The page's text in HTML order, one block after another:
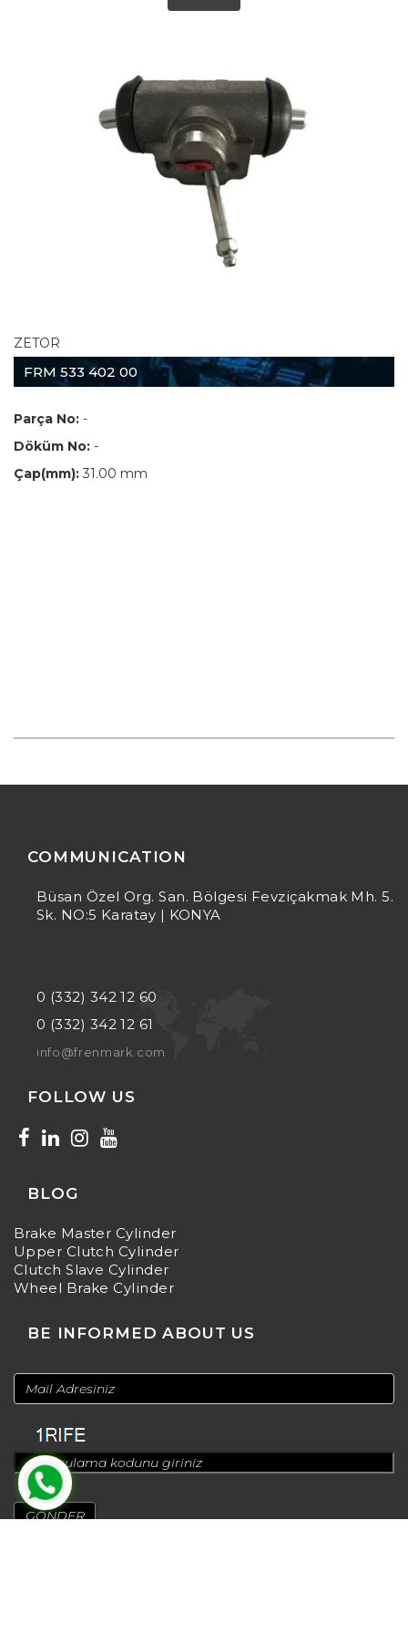
ZETOR
FRM 533 402 00
Parça No: -
Döküm No: -
Çap(mm): 31.00 mm
COMMUNICATION
Büsan Özel Org. San. Bölgesi Fevziçakmak Mh. 5.
Sk. NO:5 Karatay | KONYA
0 (332) 342 12 60
0 (332) 342 12 61
info@frenmark.com
FOLLOW US
BLOG
Brake Master Cylinder
Upper Clutch Cylinder
Clutch Slave Cylinder
Wheel Brake Cylinder
BE INFORMED ABOUT US